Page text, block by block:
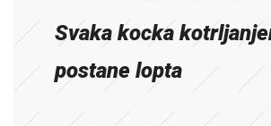
Svaka kocka
postane lopta